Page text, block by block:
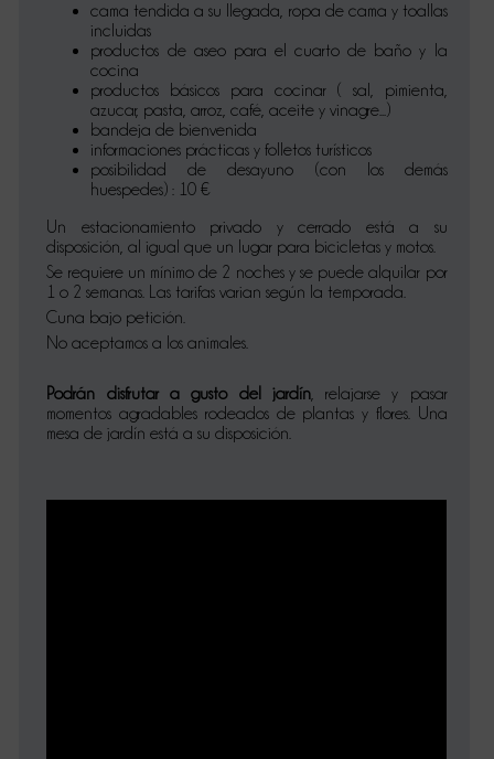
cama tendida a su llegada, ropa de cama y toallas
incluidas
productos de aseo para el cuarto de baño y la
cocina
productos básicos para cocinar ( sal, pimienta,
azucar, pasta, arroz, café, aceite y vinagre...)
bandeja de bienvenida
informaciones prácticas y folletos turísticos
posibilidad de desayuno (con los demás
huespedes) : 10 €
Un estacionamiento privado y cerrado está a su
disposición, al igual que un lugar para bicicletas y motos.
Se requiere un mínimo de 2 noches y se puede alquilar por
1 o 2 semanas. Las tarifas varian según la temporada.
Cuna bajo petición.
No aceptamos a los animales.
Podrán disfrutar a gusto del jardín, relajarse y pasar
momentos agradables rodeados de plantas y flores. Una
mesa de jardín está a su disposición.